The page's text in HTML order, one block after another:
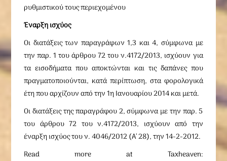
ρυθμιστικού τους περιεχομένου
Έναρξη ισχύος
Οι διατάξεις των παραγράφων 1,3 και 4, σύμφωνα με
την παρ. 1 του άρθρου 72 του ν.4172/2013, ισχύουν για
τα εισοδήματα που αποκτώνται και τις δαπάνες που
πραγματοποιούνται, κατά περίπτωση, στα φορολογικά
έτη που αρχίζουν από την 1η Ιανουαρίου 2014 και μετά.
Οι διατάξεις της παραγράφου 2, σύμφωνα με την παρ. 5
του άρθρου 72 του ν.4172/2013, ισχύουν από την
έναρξη ισχύος του ν. 4046/2012 (Α’ 28), την 14-2-2012.
Read more at Taxheaven: